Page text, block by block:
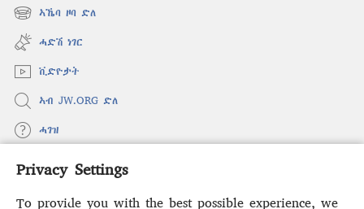
Privacy Settings
To provide you with the best possible experience, we
new
window)
ኣኼባ ዞባ ድለ
(opens
new
window)
ሓድሽ ነገር
ቪድዮታት
ኣብ JW.ORG ድለ
ሓገዝ
ወፈያ
(opens